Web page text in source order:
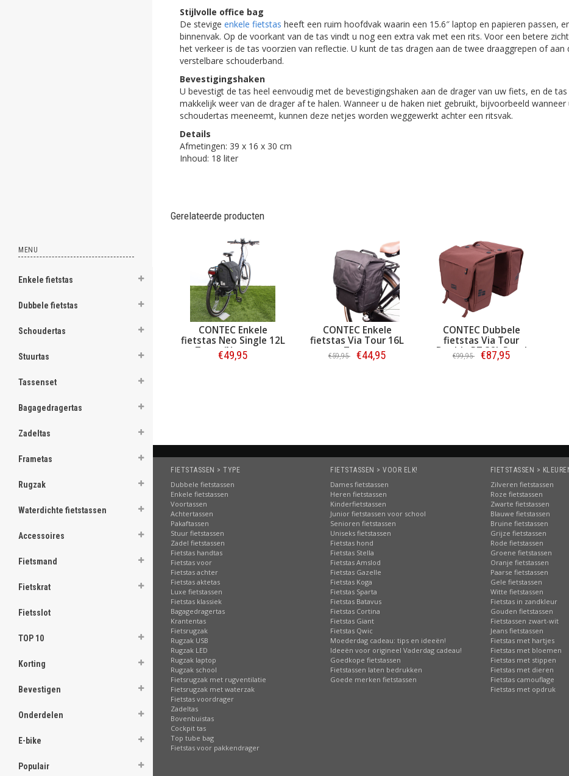
MENU
Enkele fietstas
Dubbele fietstas
Schoudertas
Stuurtas
Tassenset
Bagagedragertas
Zadeltas
Frametas
Rugzak
Waterdichte fietstassen
Accessoires
Fietsmand
Fietskrat
Fietsslot
TOP 10
Korting
Bevestigen
Onderdelen
E-bike
Populair
.
.
.
.
.
.
Stijlvolle office bag
De stevige enkele fietstas heeft een ruim hoofdvak waarin een 15.6″ laptop en papieren passen,
binnenvak. Op de voorkant van de tas vindt u nog een extra vak met een rits. Voor een betere
het verkeer is de tas voorzien van reflectie. U kunt de tas dragen aan de twee draaggrepen of aan
verstelbare schouderband.
Bevestigingshaken
U bevestigt de tas heel eenvoudig met de bevestigingshaken aan de drager van uw fiets, en de
makkelijk weer van de drager af te halen. Wanneer u de haken niet gebruikt, bijvoorbeeld wanneer
schoudertas meeneemt, kunnen deze netjes worden weggewerkt achter een ritsvak.
Details
Afmetingen: 39 x 16 x 30 cm
Inhoud: 18 liter
Gerelateerde producten
CONTEC Enkele
fietstas Neo Single 12L
Zwart/Neogreen
€49,95
CONTEC Enkele
fietstas Via Tour 16L
Zwart
€59,95 €44,95
CONTEC Dubbele
fietstas Via Tour
Double RT 32L Rood
€99,95 €87,95
FIETSTASSEN > TYPE
Dubbele fietstassen
Enkele fietstassen
Voortassen
Achtertassen
Pakaftassen
Stuur fietstassen
Zadel fietstassen
Fietstas handtas
Fietstas voor
Fietstas achter
Fietstas aktetas
Luxe fietstassen
Fietstas klassiek
Bagagedragertas
Krantentas
Fietsrugzak
Rugzak USB
Rugzak LED
Rugzak laptop
Rugzak school
Fietsrugzak met rugventilatie
Fietsrugzak met waterzak
Fietstas voordrager
Zadeltas
Bovenbuistas
Cockpit tas
Top tube bag
Fietstas voor pakkendrager
FIETSTASSEN > VOOR ELK!
Dames fietstassen
Heren fietstassen
Kinderfietstassen
Junior fietstassen voor school
Senioren fietstassen
Uniseks fietstassen
Fietstas hond
Fietstas Stella
Fietstas Amslod
Fietstas Gazelle
Fietstas Koga
Fietstas Sparta
Fietstas Batavus
Fietstas Cortina
Fietstas Giant
Fietstas Qwic
Moederdag cadeau: tips en ideeën!
Ideeën voor origineel Vaderdag cadeau!
Goedkope fietstassen
Fietstassen laten bedrukken
Goede merken fietstassen
FIETSTASSEN >
Zilveren fietstassen
Roze fietstassen
Zwarte fietstassen
Blauwe fietstassen
Bruine fietstassen
Grijze fietstassen
Rode fietstassen
Groene fietstassen
Oranje fietstassen
Paarse fietstassen
Gele fietstassen
Witte fietstassen
Fietstas in zandkleur
Gouden fietstassen
Fietstassen zwart-wit
Jeans fietstassen
Fietstas met hartjes
Fietstas met bloemen
Fietstas met stippen
Fietstas met dieren
Fietstas camouflage
Fietstas met opdruk